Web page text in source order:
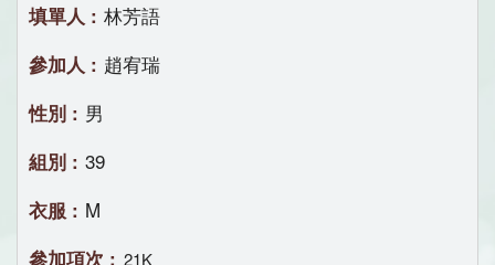
林芳語
趙宥瑞
男
39
M
21K